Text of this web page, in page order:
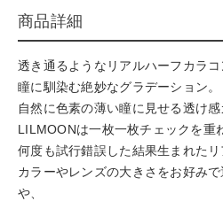
商品詳細
透き通るようなリアルハーフカラコ
瞳に馴染む絶妙なグラデーション。
自然に色素の薄い瞳に見せる透け感
LILMOONは一枚一枚チェックを重
何度も試行錯誤した結果生まれたリ
カラーやレンズの大きさをお好み
や、